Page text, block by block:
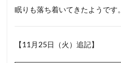
眠りも落ち着いてきたようです。
【11月25日（火）追記】